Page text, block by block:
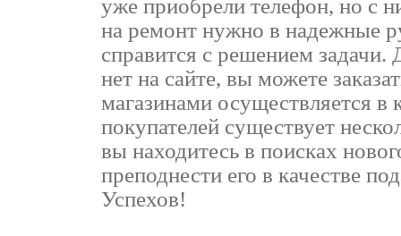
уже приобрели телефон, но с
на ремонт нужно в надежные
справится с решением
нет на сайте, вы можете
магазинами осуществляется в
покупателей существует
вы находитесь в поисках
преподнести его в качестве
Успехов!